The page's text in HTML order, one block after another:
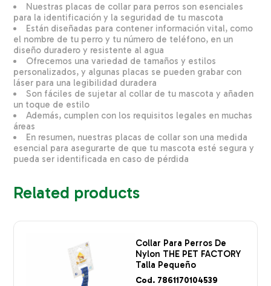
Nuestras placas de collar para perros son esenciales
para la identificación y la seguridad de tu mascota
Están diseñadas para contener información vital, como
el nombre de tu perro y tu número de teléfono, en un
diseño duradero y resistente al agua
Ofrecemos una variedad de tamaños y estilos
personalizados, y algunas placas se pueden grabar con
láser para una legibilidad duradera
Son fáciles de sujetar al collar de tu mascota y añaden
un toque de estilo
Además, cumplen con los requisitos legales en muchas
áreas
En resumen, nuestras placas de collar son una medida
esencial para asegurarte de que tu mascota esté segura y
pueda ser identificada en caso de pérdida
Related products
Collar Para Perros De
Nylon THE PET FACTORY
Talla Pequeño
Cod. 7861170104539